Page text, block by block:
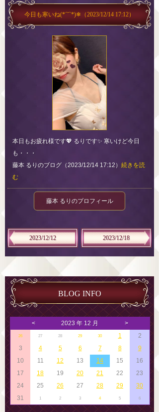
今日も寒いね(*´˘`*)❄‪ （2023/12/14 17:12）
本日もお疲れ様です💖 るりです✨ 寒いけど今日
も・・・
藤本 るりのブログ（2023/12/14 17:12） 続きを読
む
藤本 るりのプロフィール
2023/12/12 2023/12/18
BLOG INFO
< 2023 年 12 月 >
26 27 28 29 30 1
2
3
4 5 6 7 8
9
10
11 12 13 14 15
16
17
18 19 20 21 22
23
24
25 26 27 28 29
30
31
1 2 3 4 5 6